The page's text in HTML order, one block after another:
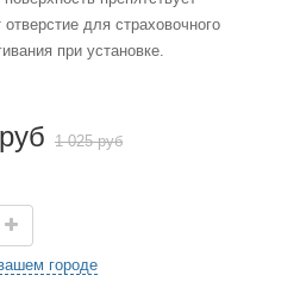
для страховочного
при установке.
1 025 руб
городе